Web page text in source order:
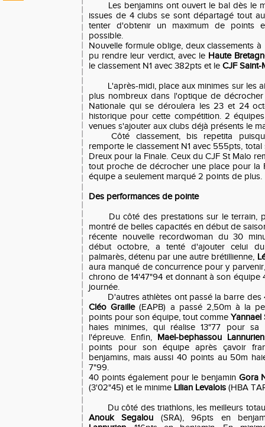
Les benjamins ont ouvert le bal dès le
issues de 4 clubs se sont départagé tout
tenter d'obtenir un maximum de points
possible.
Nouvelle formule oblige, deux classements
pu rendre leur verdict, avec le Haute
le classement N1 avec 382pts et le CJF Saint-
L'après-midi, place aux minimes sur les
plus nombreux dans l'optique de
Nationale qui se déroulera les 23 et 24
historique pour cette compétition. 2
venues s'ajouter aux clubs déjà présents le
Côté classement, bis repetita
remporte le classement N1 avec 555pts,
Dreux pour la Finale. Ceux du CJF St Malo
tout proche de décrocher une place pour la
équipe a seulement marqué 2 points de plus.
Des performances de pointe
Du côté des prestations sur le terrain,
montré de belles capacités en début de
récente nouvelle recordwoman du 30
début octobre, a tenté d'ajouter celui
palmarès, détenu par une autre brétillienne,
aura manqué de concurrence pour y
chrono de 14'47"94 et donnant à son équipe
journée.
D'autres athlètes ont passé la barre
Cléo Graille(EAPB) a passé 2,50m à la
points pour son équipe, tout comme Yannael
haies minimes, qui réalise 13"77 pour sa
l'épreuve. Enfin, Mael-bephassou Lannurien
points pour son équipe après çavoir
benjamins, mais aussi 40 points au 50m
7"99.
40 points également pour le benjamin Gora
(3'02"45) et le minime Lilian Levalois (HBA
Du côté des triathlons, les meilleurs
Anouk Segalou (SRA), 96pts en